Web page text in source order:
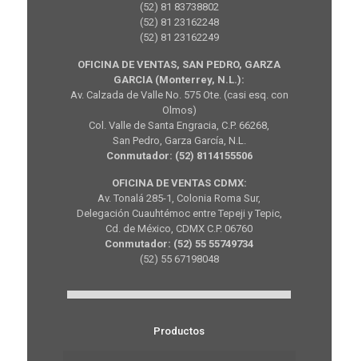
(52) 81 83738802
(52) 81 23162248
(52) 81 23162249
OFICINA DE VENTAS, SAN PEDRO, GARZA
GARCIA (Monterrey, N.L.):
Av. Calzada de Valle No. 575 Ote. (casi esq. con
Olmos)
Col. Valle de Santa Engracia, C.P. 66268,
San Pedro, Garza García, N.L.
Conmutador: (52) 8114155506
OFICINA DE VENTAS CDMX:
Av. Tonalá 285-1, Colonia Roma Sur,
Delegación Cuauhtémoc entre Tepeji y Tepic,
Cd. de México, CDMX C.P. 06760
Conmutador: (52) 55 55749734
(52) 55 67198048
Productos